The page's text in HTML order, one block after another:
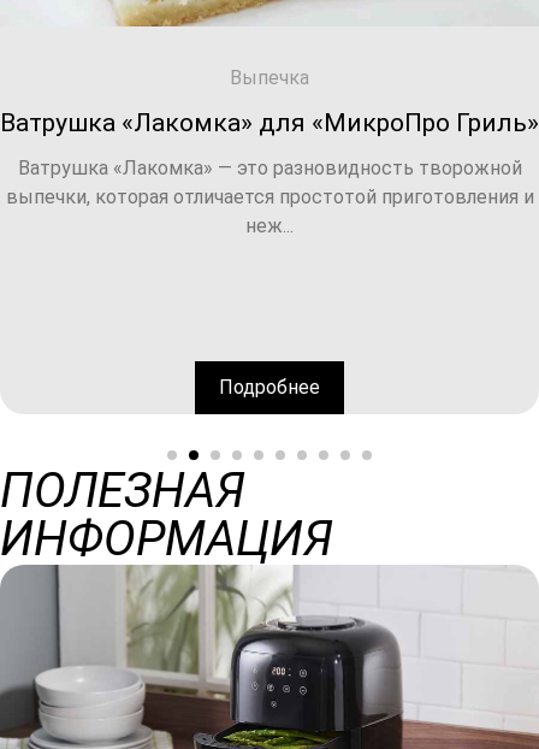
Гриль»
творожной
приготовления и
Булочки
Синнабоны -
дрожжевого теста с
ПОЛЕЗНАЯ
ИНФОРМАЦИЯ